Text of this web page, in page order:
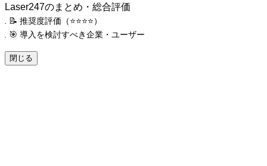
Laser247のまとめ・総合評価
📝 推奨度評価（⭐️⭐️⭐️⭐️）
🎯 導入を検討すべき企業・ユーザー
閉じる